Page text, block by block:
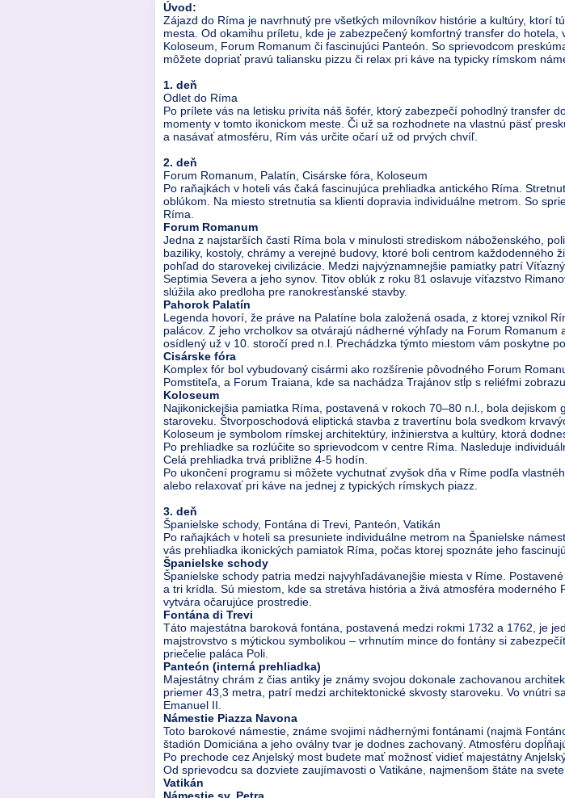
Úvod:
Zájazd do Ríma je navrhnutý pre všetkých milovníkov histórie a kultúry, ktorí
mesta. Od okamihu príletu, kde je zabezpečený komfortný transfer do
Koloseum, Forum Romanum či fascinujúci Panteón. So sprievodcom
môžete dopriať pravú taliansku pizzu či relax pri káve na typicky rímskom
1. deň
Odlet do Ríma
Po prílete vás na letisku privíta náš šofér, ktorý zabezpečí pohodlný transfer
momenty v tomto ikonickom meste. Či už sa rozhodnete na vlastnú päsť
a nasávať atmosféru, Rím vás určite očarí už od prvých chvíľ.
2. deň
Forum Romanum, Palatín, Cisárske fóra, Koloseum
Po raňajkách v hoteli vás čaká fascinujúca prehliadka antického Ríma.
oblúkom. Na miesto stretnutia sa klienti dopravia individuálne metrom. So
Ríma.
Forum Romanum
Jedna z najstarších častí Ríma bola v minulosti strediskom náboženského,
baziliky, kostoly, chrámy a verejné budovy, ktoré boli centrom každodenného
pohľad do starovekej civilizácie. Medzi najvýznamnejšie pamiatky patrí
Septimia Severa a jeho synov. Titov oblúk z roku 81 oslavuje víťazstvo
slúžila ako predloha pre ranokresťanské stavby.
Pahorok Palatín
Legenda hovorí, že práve na Palatíne bola založená osada, z ktorej vznikol
palácov. Z jeho vrcholkov sa otvárajú nádherné výhľady na Forum
osídlený už v 10. storočí pred n.l. Prechádzka týmto miestom vám poskytne
Cisárske fóra
Komplex fór bol vybudovaný cisármi ako rozšírenie pôvodného Forum
Pomstiteľa, a Forum Traiana, kde sa nachádza Trajánov stĺp s reliéfmi
Koloseum
Najikonickejšia pamiatka Ríma, postavená v rokoch 70–80 n.l., bola
staroveku. Štvorposchodová eliptická stavba z travertínu bola svedkom
Koloseum je symbolom rímskej architektúry, inžinierstva a kultúry, ktorá
Po prehliadke sa rozlúčite so sprievodcom v centre Ríma. Nasleduje
Celá prehliadka trvá približne 4-5 hodín.
Po ukončení programu si môžete vychutnať zvyšok dňa v Ríme podľa
alebo relaxovať pri káve na jednej z typických rímskych piazz.
3. deň
Španielske schody, Fontána di Trevi, Panteón, Vatikán
Po raňajkách v hoteli sa presuniete individuálne metrom na Španielske
vás prehliadka ikonických pamiatok Ríma, počas ktorej spoznáte jeho
Španielske schody
Španielske schody patria medzi najvyhľadávanejšie miesta v Ríme.
a tri krídla. Sú miestom, kde sa stretáva história a živá atmosféra
vytvára očarujúce prostredie.
Fontána di Trevi
Táto majestátna baroková fontána, postavená medzi rokmi 1732 a 1762, je
majstrovstvo s mýtickou symbolikou – vrhnutím mince do fontány si
priečelie paláca Poli.
Panteón (interná prehliadka)
Majestátny chrám z čias antiky je známy svojou dokonale zachovanou
priemer 43,3 metra, patrí medzi architektonické skvosty staroveku. Vo vnútri
Emanuel II.
Námestie Piazza Navona
Toto barokové námestie, známe svojimi nádhernými fontánami (najmä
štadión Domiciána a jeho oválny tvar je dodnes zachovaný. Atmosféru
Po prechode cez Anjelský most budete mať možnosť vidieť majestátny
Od sprievodcu sa dozviete zaujímavosti o Vatikáne, najmenšom štáte na svete.
Vatikán